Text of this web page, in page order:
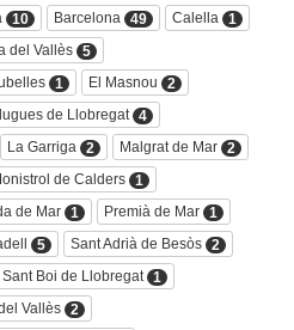
10 Barcelona 49 Calella
1
del Vallès 5
1 El Masnou
2
de Llobregat 4
La Garriga 2 Malgrat de Mar 2
de Calders 1
de Mar 1 Premià de Mar 1
5 Sant Adrià de Besòs 2
Sant Boi de Llobregat 1
Vallès 2